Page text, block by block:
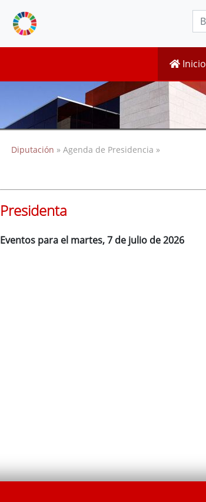
Inicio
Diputación » Agenda de Presidencia »
Presidenta
Eventos para el martes, 7 de julio de 2026